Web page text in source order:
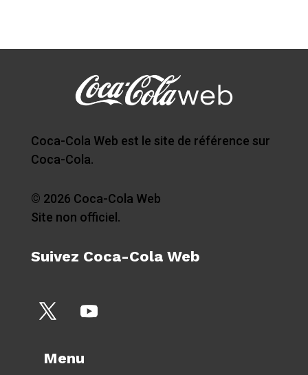
Coca-Cola Web est le site de référence sur
Coca-Cola.
© 2026 Coca-Cola Web
Site non officiel.
Suivez Coca-Cola Web
Menu